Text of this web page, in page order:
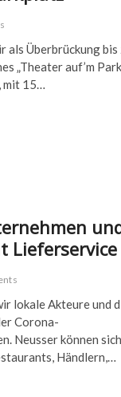
als Überbrückung bis
„Theater auf’m
mit 15…
Lieferservice
lokale Akteure und
Corona-
Neusser können
Händlern,…